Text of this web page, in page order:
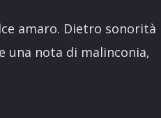
amaro. Dietro sonorità
una nota di malinconia,